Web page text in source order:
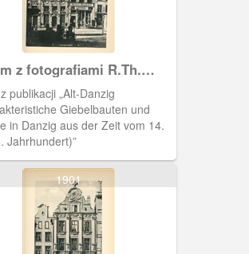
z fotografiami R.Th.
publikacji „Alt-Danzig
Giebelbauten und
in Danzig aus der Zeit vom 14.
Jahrhundert)”
1901